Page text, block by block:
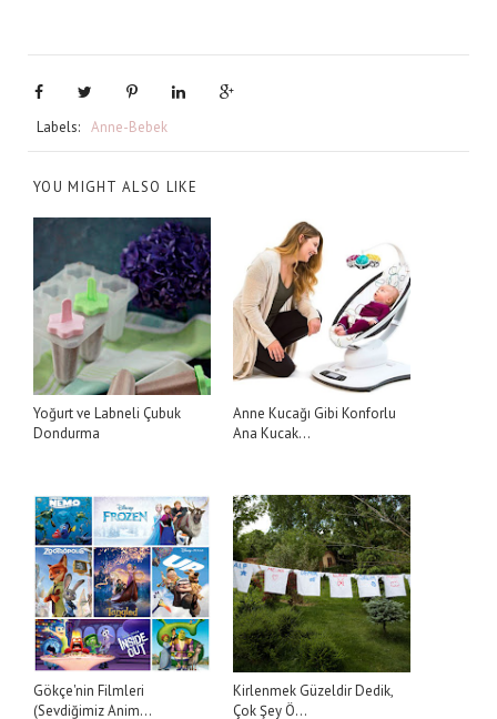
Labels: Anne-Bebek
YOU MIGHT ALSO LIKE
Yoğurt ve Labneli Çubuk
Dondurma
Anne Kucağı Gibi Konforlu
Ana Kucak...
Gökçe'nin Filmleri
(Sevdiğimiz Anim...
Kirlenmek Güzeldir Dedik,
Çok Şey Ö...